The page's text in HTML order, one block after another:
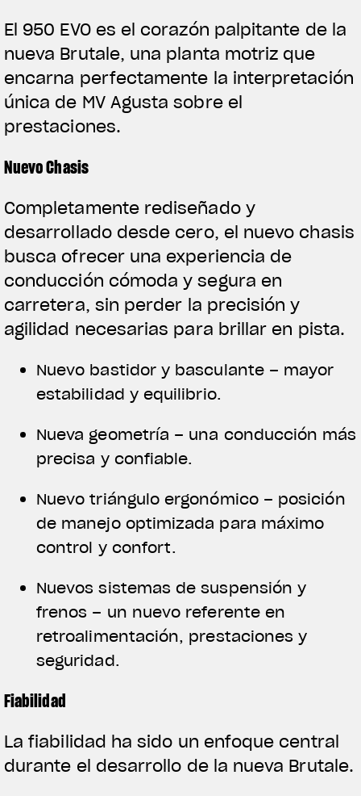
View now →
ROPA
La conducimos. La lucimos
El 950 EVO es el corazón palpitante de la
nueva Brutale, una planta motriz que
encarna perfectamente la interpretación
única de MV Agusta sobre el
prestaciones.
Nuevo Chasis
Completamente rediseñado y
desarrollado desde cero, el nuevo chasis
busca ofrecer una experiencia de
conducción cómoda y segura en
carretera, sin perder la precisión y
agilidad necesarias para brillar en pista.
Nuevo bastidor y basculante – mayor
estabilidad y equilibrio.
Nueva geometría – una conducción más
precisa y confiable.
Nuevo triángulo ergonómico – posición
de manejo optimizada para máximo
control y confort.
Nuevos sistemas de suspensión y
frenos – un nuevo referente en
retroalimentación, prestaciones y
seguridad.
Fiabilidad
La fiabilidad ha sido un enfoque central
durante el desarrollo de la nueva Brutale.